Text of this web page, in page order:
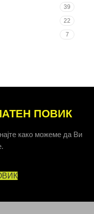
39
22
7
ПОВИК
како можеме да Ви